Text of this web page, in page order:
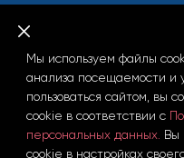
При использовании любых
фотографии и тексты,
Мы используем файлы
анализа посещаемости и
пользоваться сайтом, вы
cookie в соответствии с
персональных данных. Вы
cookie в настройках